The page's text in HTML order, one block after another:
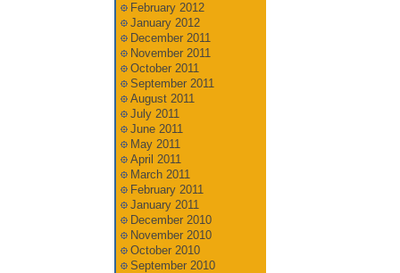
February 2012
January 2012
December 2011
November 2011
October 2011
September 2011
August 2011
July 2011
June 2011
May 2011
April 2011
March 2011
February 2011
January 2011
December 2010
November 2010
October 2010
September 2010